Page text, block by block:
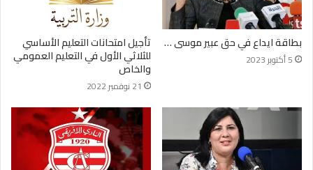
بطاقة ايداع في حق عبير موسى …
5 أكتوبر 2023
تأجيل امتحانات التعليم الأساسي
للثلاثي الأول في التعليم العمومي
والخاص
21 نوفمبر 2022